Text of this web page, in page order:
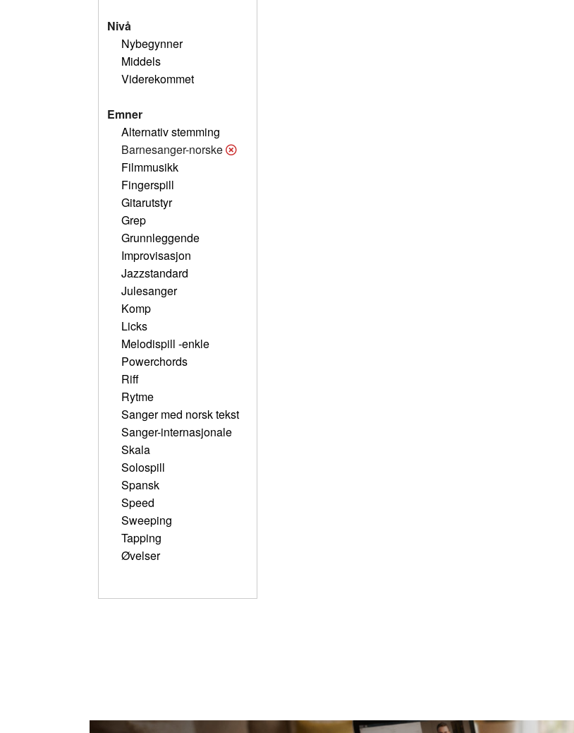
Nivå
Nybegynner
Middels
Viderekommet
Emner
Alternativ stemming
Barnesanger-norske
Filmmusikk
Fingerspill
Gitarutstyr
Grep
Grunnleggende
Improvisasjon
Jazzstandard
Julesanger
Komp
Licks
Melodispill -enkle
Powerchords
Riff
Rytme
Sanger med norsk tekst
Sanger-internasjonale
Skala
Solospill
Spansk
Speed
Sweeping
Tapping
Øvelser